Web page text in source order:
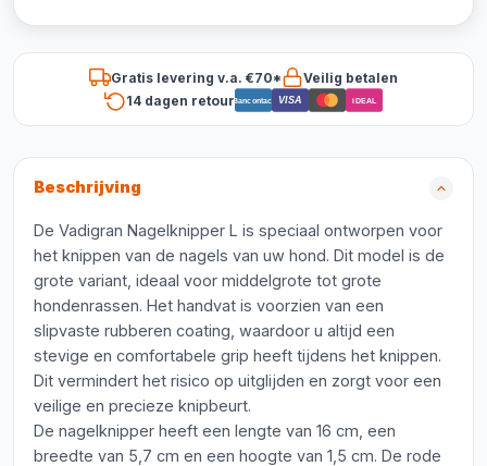
Gratis levering v.a. €70*
Veilig betalen
14 dagen retourBancontact VISA iDEAL
Beschrijving
De Vadigran Nagelknipper L is speciaal ontworpen voor
het knippen van de nagels van uw hond. Dit model is de
grote variant, ideaal voor middelgrote tot grote
hondenrassen. Het handvat is voorzien van een
slipvaste rubberen coating, waardoor u altijd een
stevige en comfortabele grip heeft tijdens het knippen.
Dit vermindert het risico op uitglijden en zorgt voor een
veilige en precieze knipbeurt.
De nagelknipper heeft een lengte van 16 cm, een
breedte van 5,7 cm en een hoogte van 1,5 cm. De rode